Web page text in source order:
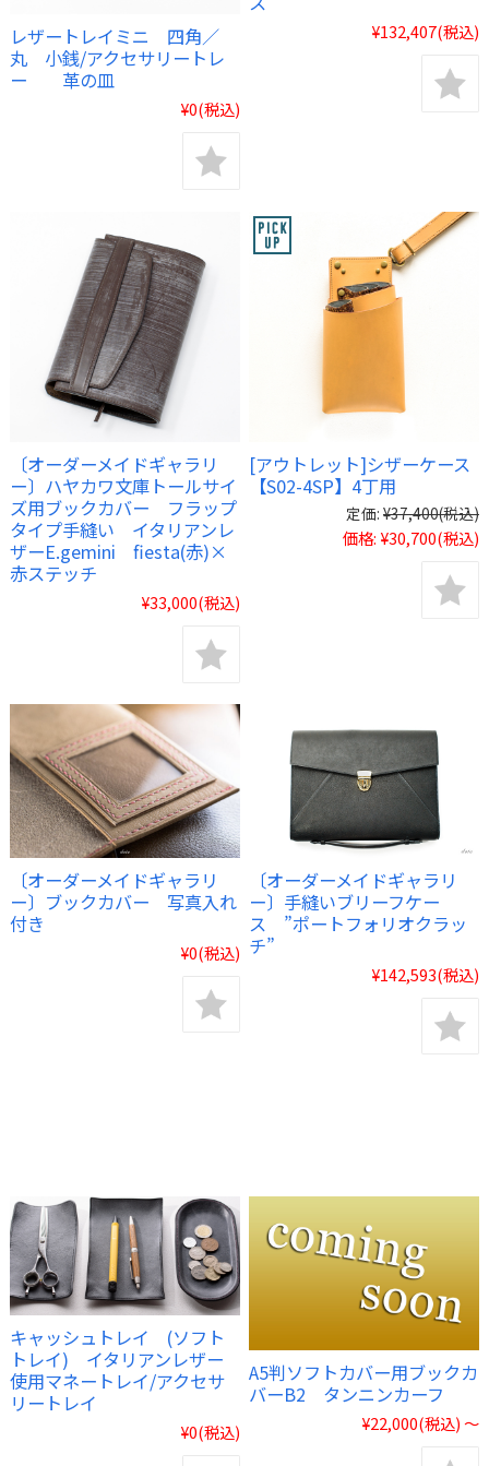
レザートレイミニ 四角／
丸 小銭/アクセサリートレ
ー 革の皿
¥0(税込)
¥132,407(税込)
〔オーダーメイドギャラリ
ー〕ハヤカワ文庫トールサイ
ズ用ブックカバー フラップ
タイプ手縫い イタリアンレ
ザーE.gemini fiesta(赤)×
赤ステッチ
¥33,000(税込)
[アウトレット]シザーケース
【S02-4SP】4丁用
定価: ¥37,400(税込)
価格: ¥30,700(税込)
〔オーダーメイドギャラリ
ー〕ブックカバー 写真入れ
付き
¥0(税込)
〔オーダーメイドギャラリ
ー〕手縫いブリーフケー
ス ”ポートフォリオクラッ
チ”
¥142,593(税込)
キャッシュトレイ (ソフト
トレイ) イタリアンレザー
使用マネートレイ/アクセサ
リートレイ
¥0(税込)
A5判ソフトカバー用ブックカ
バーB2 タンニンカーフ
¥22,000(税込)～